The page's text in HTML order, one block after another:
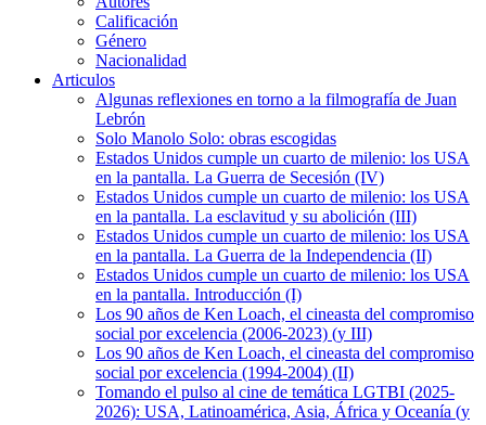
Calificación
Género
Nacionalidad
Articulos
Algunas reflexiones en torno a la filmografía de Juan
Lebrón
Solo Manolo Solo: obras escogidas
Estados Unidos cumple un cuarto de milenio: los USA
en la pantalla. La Guerra de Secesión (IV)
Estados Unidos cumple un cuarto de milenio: los USA
en la pantalla. La esclavitud y su abolición (III)
Estados Unidos cumple un cuarto de milenio: los USA
en la pantalla. La Guerra de la Independencia (II)
Estados Unidos cumple un cuarto de milenio: los USA
en la pantalla. Introducción (I)
Los 90 años de Ken Loach, el cineasta del compromiso
social por excelencia (2006-2023) (y III)
Los 90 años de Ken Loach, el cineasta del compromiso
social por excelencia (1994-2004) (II)
Tomando el pulso al cine de temática LGTBI (2025-
2026): USA, Latinoamérica, Asia, África y Oceanía (y